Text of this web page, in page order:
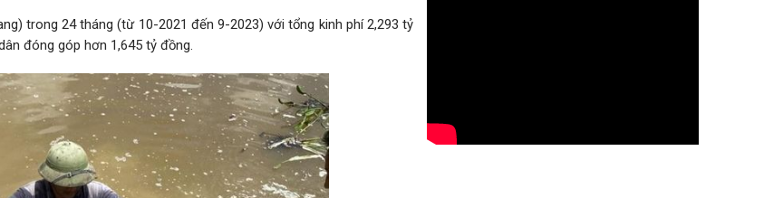
trong 24 tháng (từ 10-2021 đến 9-2023) với tổng kinh phí 2,293 tỷ
đóng góp hơn 1,645 tỷ đồng.